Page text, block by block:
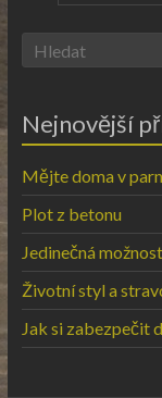
Nejnovější
Mějte doma v
Plot z betonu
Jedinečná
Životní styl a
Jak si zabezpečit